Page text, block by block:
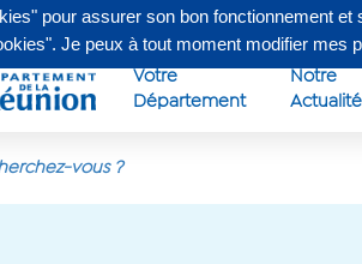
au 0262 90 30 30, du lundi au vendredi de 8h à
Votre
Département
Notre
Actualité
pour assurer son bon fonctionnement
Je peux à tout moment modifier mes